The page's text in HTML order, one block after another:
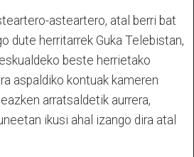
asteartero, atal berri bat
dute herritarrek Guka Telebistan,
beste herrietako
aspaldiko kontuak kameren
arratsaldetik aurrera,
ikusi ahal izango dira atal